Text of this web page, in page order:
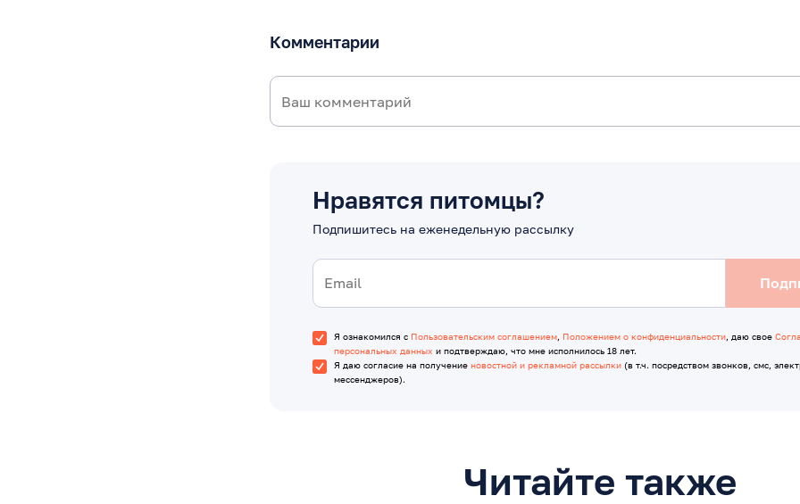
Комментарии
Нравятся питомцы?
Подпишитесь на еженедельную рассылку
Я ознакомился с Пользовательским соглашением, Положением о конфиденциальности, даю свое
персональных данных и подтверждаю, что мне исполнилось 18 лет.
Я даю согласие на получение новостной и рекламной рассылки (в т.ч. посредством звонков, смс,
мессенджеров).
Читайте также